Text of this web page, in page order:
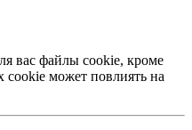
вас файлы cookie, кроме
может повлиять на